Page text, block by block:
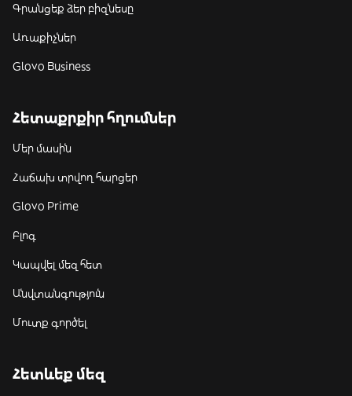
Գրանցեք ձեր բիզնեսը
Առաքիչներ
Glovo Business
Հետաքրքիր հղումներ
Մեր մասին
Հաճախ տրվող հարցեր
Glovo Prime
Բլոգ
Կապվել մեզ հետ
Անվտանգություն
Մուտք գործել
Հետևեք մեզ